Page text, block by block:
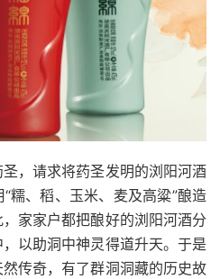
，请求将药圣发明的浏阳河酒
糯、稻、玉米、麦及高粱”酿造
家家户都把酿好的浏阳河酒分
以助洞中神灵得道升天。于是
传奇，有了群洞洞藏的历史故